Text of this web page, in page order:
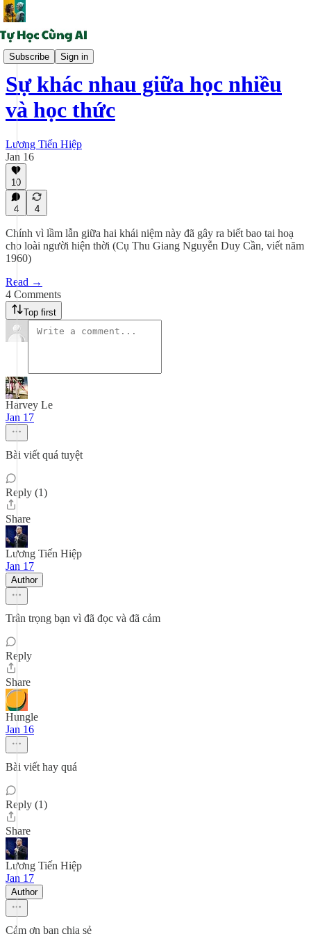
Subscribe Sign in
Tinh thức AI
Sự khác nhau giữa học nhiều
và học thức
Lương Tiến Hiệp
Jan 16
10
4 4
Chính vì lầm lẫn giữa hai khái niệm này đã gây ra biết bao tai hoạ
cho loài người hiện thời (Cụ Thu Giang Nguyễn Duy Cần, viết năm
1960)
Read →
4 Comments
Top first
Harvey Le
Jan 17
Bài viết quá tuyệt
Reply (1)
Share
Lương Tiến Hiệp
Jan 17
Author
Trân trọng bạn vì đã đọc và đã cảm
Reply
Share
Hungle
Jan 16
Bài viết hay quá
Reply (1)
Share
Lương Tiến Hiệp
Jan 17
Author
Cảm ơn bạn chia sẻ